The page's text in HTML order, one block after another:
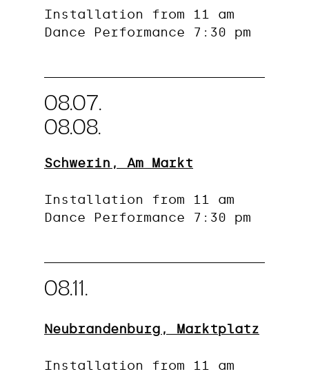
Installation from 11 am
Dance Performance 7:30 pm
08.07.
08.08.
Schwerin, Am Markt
Installation from 11 am
Dance Performance 7:30 pm
08.11.
Neubrandenburg, Marktplatz
Installation from 11 am